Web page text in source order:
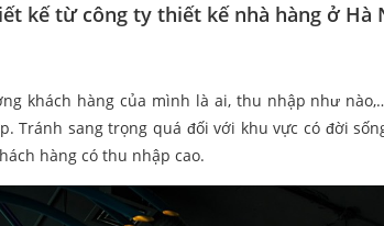
kế từ công ty thiết kế nhà hàng ở Hà
khách hàng của mình là ai, thu nhập như
Tránh sang trọng quá đối với khu vực có đời
hàng có thu nhập cao.